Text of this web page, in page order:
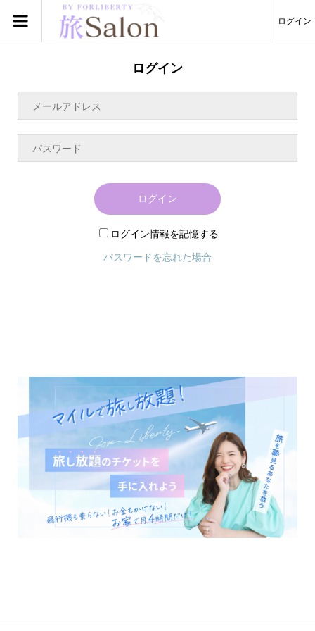
ログイン
ログイン
ログイン
ログイン情報を記憶する
パスワードを忘れた場合